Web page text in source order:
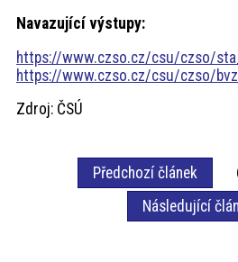
Navazující výstupy:
https://www.czso.cz/csu/czso/
https://www.czso.cz/csu/czso/
Zdroj: ČSÚ
Předchozí článek
Následující